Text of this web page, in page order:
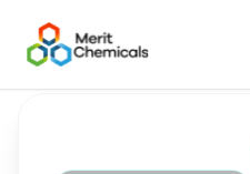
Назад в каталог